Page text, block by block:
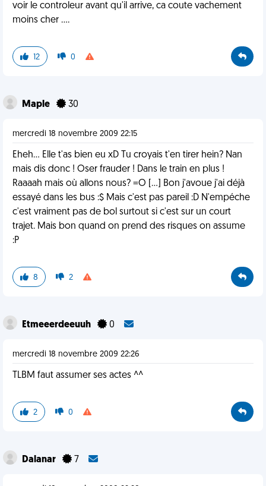
voir le controleur avant qu'il arrive, ca coute vachement
moins cher ....
12 0
Maple 30
mercredi 18 novembre 2009 22:15
Eheh... Elle t'as bien eu xD Tu croyais t'en tirer hein? Nan
mais dis donc ! Oser frauder ! Dans le train en plus !
Raaaah mais où allons nous? =O [...] Bon j'avoue j'ai déjà
essayé dans les bus :$ Mais c'est pas pareil :D N'empéche
c'est vraiment pas de bol surtout si c'est sur un court
trajet. Mais bon quand on prend des risques on assume
:P
8 2
Etmeeerdeeuuh 0
mercredi 18 novembre 2009 22:26
TLBM faut assumer ses actes ^^
2 0
Dalanar 7